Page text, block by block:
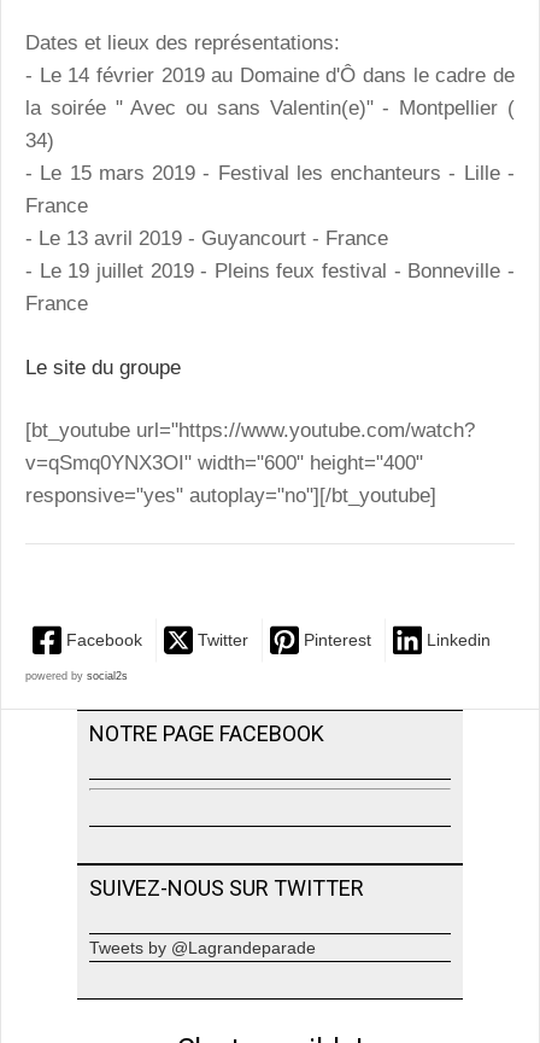
Dates et lieux des représentations:
- Le 14 février 2019 au Domaine d'Ô dans le cadre de
la soirée " Avec ou sans Valentin(e)" - Montpellier (
34)
- Le 15 mars 2019 - Festival les enchanteurs - Lille -
France
- Le 13 avril 2019 - Guyancourt - France
- Le 19 juillet 2019 - Pleins feux festival - Bonneville -
France
Le site du groupe
[bt_youtube url="https://www.youtube.com/watch?
v=qSmq0YNX3OI" width="600" height="400"
responsive="yes" autoplay="no"][/bt_youtube]
Facebook Twitter Pinterest Linkedin
powered by social2s
NOTRE PAGE FACEBOOK
SUIVEZ-NOUS SUR TWITTER
Tweets by @Lagrandeparade